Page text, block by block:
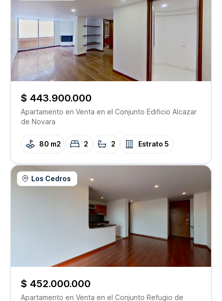
$ 443.900.000
Apartamento en Venta en el Conjunto Edificio Alcazar
de Novara
80 m2 2 2 Estrato 5
Los Cedros
$ 452.000.000
Apartamento en Venta en el Conjunto Refugio de